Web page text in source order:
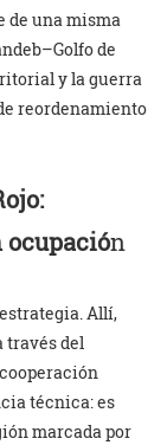
de una misma
de
y la guerra
reordenamiento
ocupación
Allí,
través del
técnica: es
marcada por